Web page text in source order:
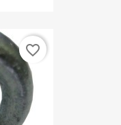
favorite_border